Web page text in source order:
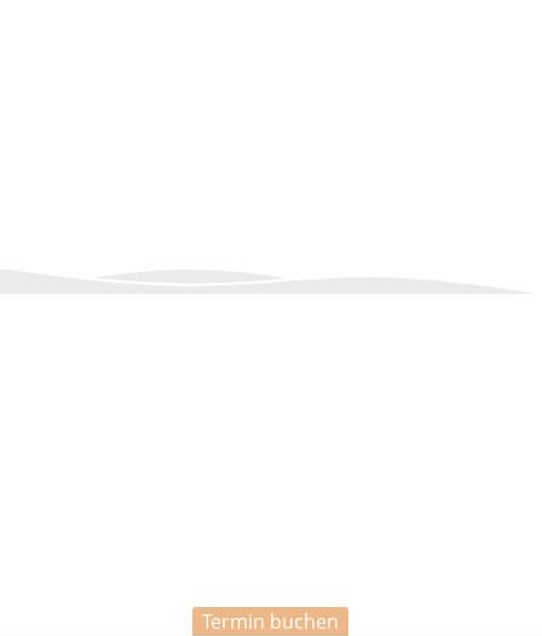
Termin buchen